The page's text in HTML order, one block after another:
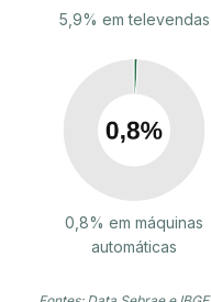
5,9% em televendas
0,8% em máquinas
automáticas